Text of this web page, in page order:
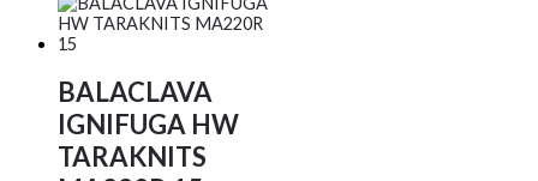
BALACLAVA
IGNIFUGA HW
TARAKNITS